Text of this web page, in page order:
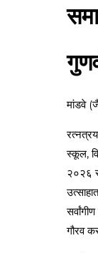
मांडवे
स्कूल,
२०२६
गौरव